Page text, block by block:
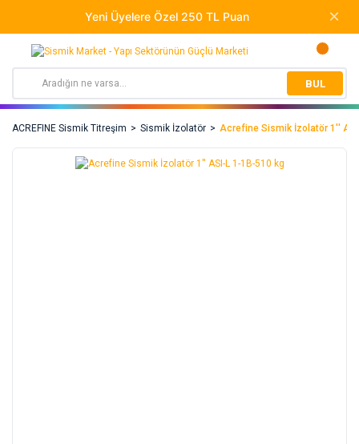
BUL
ACREFINE Sismik Titreşim Sismik İzolatör Acrefine Sismik İzolatör 1''